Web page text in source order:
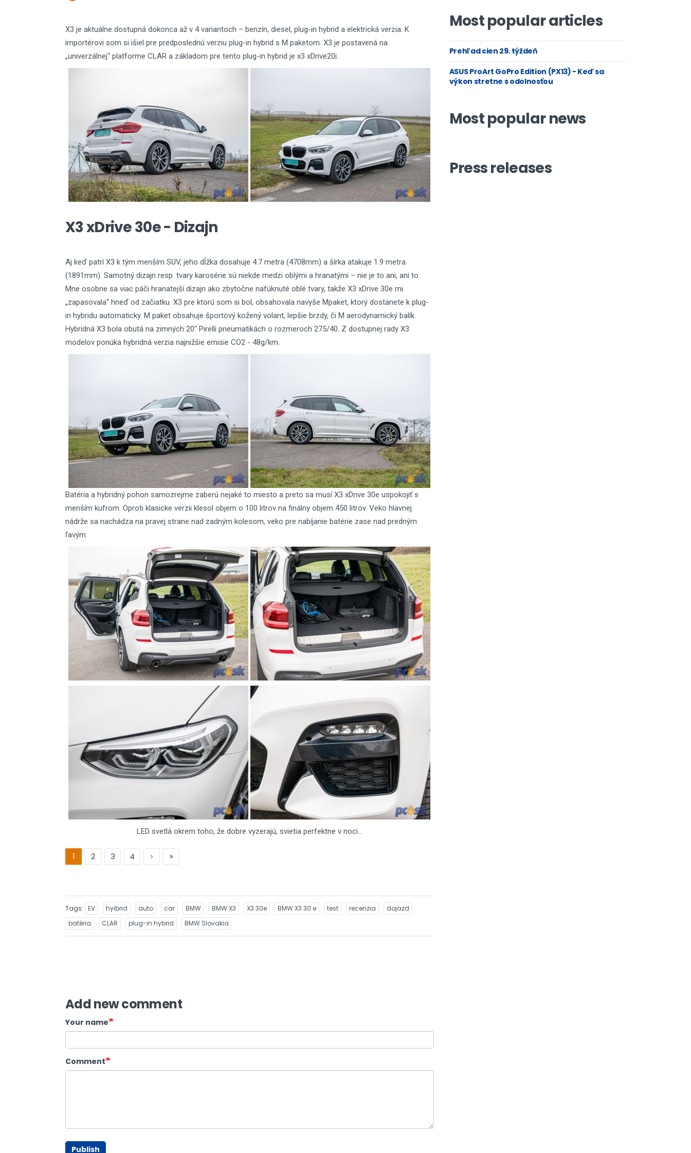
X3 je aktuálne dostupná dokonca až v 4 variantoch – benzín, diesel, plug-in hybrid a elektrická verzia. K
importérovi som si išiel pre predposlednú verziu plug-in hybrid s M paketom. X3 je postavená na
„univerzálnej“ platforme CLAR a základom pre tento plug-in hybrid je x3 xDrive20i.
X3 xDrive 30e - Dizajn
Aj keď patrí X3 k tým menším SUV, jeho dĺžka dosahuje 4.7 metra (4708mm) a šírka atakuje 1.9 metra
(1891mm). Samotný dizajn resp. tvary karosérie sú niekde medzi oblými a hranatými – nie je to ani, ani to.
Mne osobne sa viac páči hranatejší dizajn ako zbytočne nafúknuté oblé tvary, takže X3 xDrive 30e mi
„zapasovala“ hneď od začiatku. X3 pre ktorú som si bol, obsahovala navyše Mpaket, ktorý dostanete k plug-
in hybridu automaticky. M paket obsahuje športový kožený volant, lepšie brzdy, či M aerodynamický balík.
Hybridná X3 bola obutá na zimných 20“ Pirelli pneumatikách o rozmeroch 275/40. Z dostupnej rady X3
modelov ponúka hybridná verzia najnižšie emisie CO2 - 48g/km.
Batéria a hybridný pohon samozrejme zaberú nejaké to miesto a preto sa musí X3 xDrive 30e uspokojiť s
menším kufrom. Oproti klasicke verzii klesol objem o 100 litrov na finálny objem 450 litrov. Veko hlavnej
nádrže sa nachádza na pravej strane nad zadným kolesom, veko pre nabíjanie batérie zase nad predným
ľavým.
LED svetlá okrem toho, že dobre vyzerajú, svietia perfektne v noci...
1 2 3 4
Tags EV hyibrid auto car BMW BMW X3 X3 30e BMW X3 30 e test recenzia
dojazd
batéria
CLAR plug-in hybrid BMW Slovakia
Add new comment
Your name
Comment
Publish
Most popular articles
Prehľad cien 29. týždeň
ASUS ProArt GoPro Edition (PX13) - Keď sa
výkon stretne s odolnosťou
Most popular news
Press releases